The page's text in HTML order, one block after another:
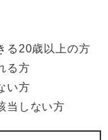
る20歳以上の方
る方
い方
当しない方